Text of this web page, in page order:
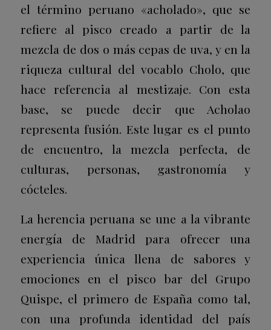
el término peruano «acholado», que se
refiere al pisco creado a partir de la
mezcla de dos o más cepas de uva, y en la
riqueza cultural del vocablo Cholo, que
hace referencia al mestizaje. Con esta
base, se puede decir que Acholao
representa fusión. Este lugar es el punto
de encuentro, la mezcla perfecta, de
culturas, personas, gastronomía y
cócteles.
La herencia peruana se une a la vibrante
energía de Madrid para ofrecer una
experiencia única llena de sabores y
emociones en el pisco bar del Grupo
Quispe, el primero de España como tal,
con una profunda identidad del país